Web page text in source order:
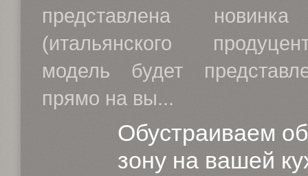
представлена
(итальянского
модель будет
прямо на вы...
Обустраиваем
зону на вашей